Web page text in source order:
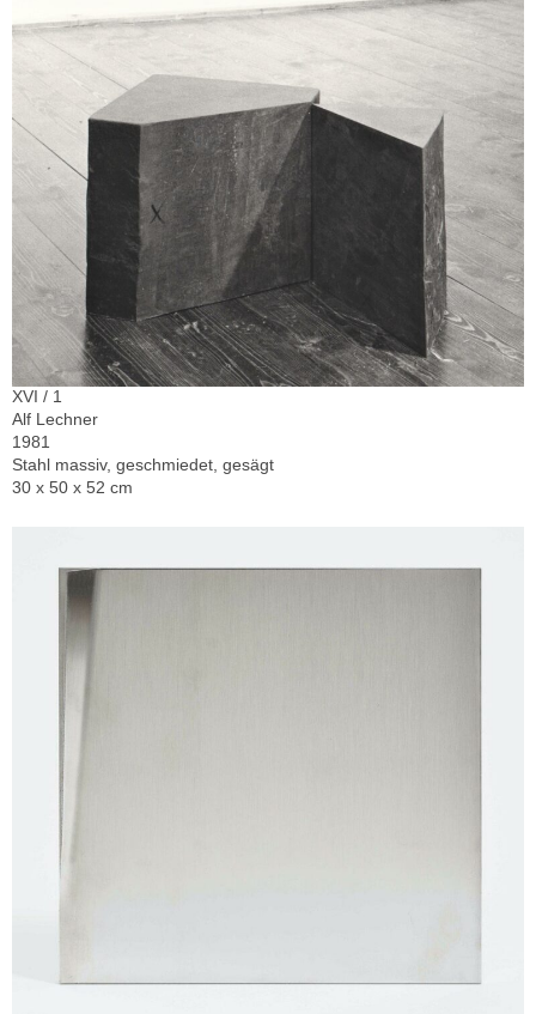
XVI / 1
Alf Lechner
1981
Stahl massiv, geschmiedet, gesägt
30 x 50 x 52 cm